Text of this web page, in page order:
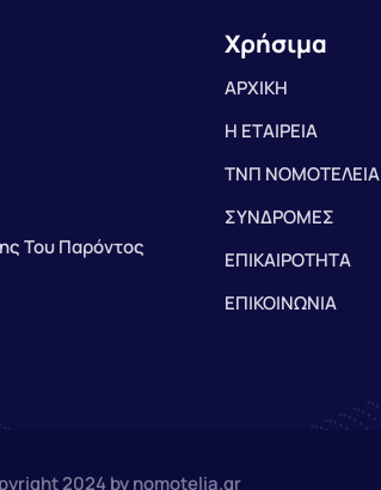
Του Παρόντος
Χρήσιμα
ΑΡΧΙΚΗ
Η ΕΤΑΙΡΕΙΑ
ΤΝΠ ΝΟΜΟΤΕΛΕΙΑ
ΣΥΝΔΡΟΜΕΣ
ΕΠΙΚΑΙΡΟΤΗΤΑ
ΕΠΙΚΟΙΝΩΝΙΑ
2024 by nomotelia.gr